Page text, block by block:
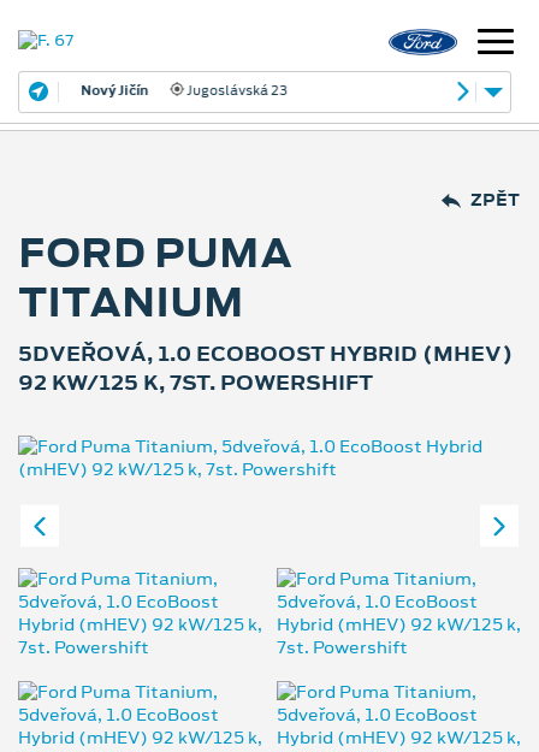
Nový Jičín Jugoslávská 23
ZPĚT
FORD PUMA
TITANIUM
5DVEŘOVÁ, 1.0 ECOBOOST HYBRID (MHEV)
92 KW/125 K, 7ST. POWERSHIFT